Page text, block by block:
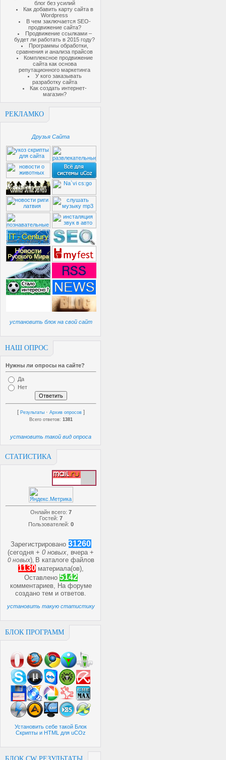
блог без усилий
Как добавить карту сайта в
Wordpress
В чем заключается SEO-
продвижение сайта?
Продвижение ссылками –
будет ли работать в 2015 году?
Программы обработки,
сравнения и анализа прайсов
Комплексное продвижение
сайта как основа
репутационного маркетинга
У кого заказывать
разработку сайта
Как создать интернет-
магазин?
РЕКЛАМКО
Друзья Сайта
установить блок на свой сайт
НАШ ОПРОС
Нужны ли опросы на сайте?
Да
Нет
[ Результаты · Архив опросов ]
Всего ответов: 1381
установить такой вид опроса
СТАТИСТИКА
Онлайн всего: 7
Гостей: 7
Пользователей: 0
Зарегистрировано 31260
(сегодня +0 новых, вчера +
0 новых) В каталоге файлов
1130 материала(ов),
Оставлено 5142
комментариев, На форуме
созданотем иответов.
установить такую статистику
БЛОК ПРОГРАММ
Установить себе такой Блок
Скрипты и HTML для uCOz